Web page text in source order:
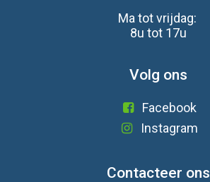
Ma tot vrijdag:
8u tot 17u
Volg ons
Facebook
Instagram
Contacteer ons